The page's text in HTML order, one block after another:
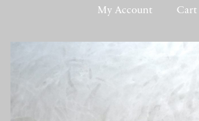
My Account Cart